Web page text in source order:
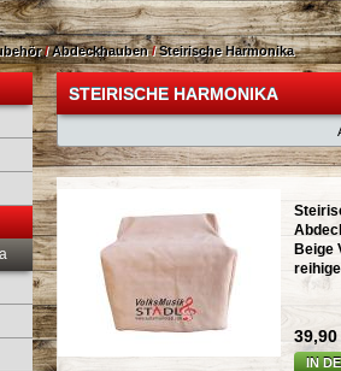
/Abdeckhauben/Steirische Harmonika
STEIRISCHE HARMONIKA
Beige
39,90
IN